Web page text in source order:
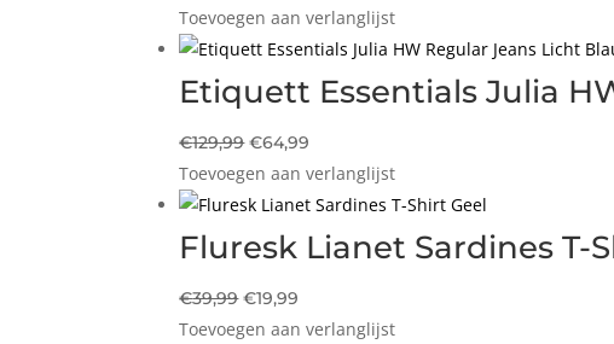
prijs
was:
€59,95.
prijs
is:
€29,97.
Toevoegen aan verlanglijst
Etiquett Essentials Julia
€129,99Oorspronkelijke
prijs
was:
€129,99.
€64,99
prijs
is:
€64,99.
Toevoegen aan verlanglijst
Fluresk Lianet Sardines T-
€39,99Oorspronkelijke
prijs
€19,99
prijs
Toevoegen aan verlanglijst